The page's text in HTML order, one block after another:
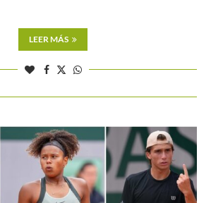
LEER MÁS